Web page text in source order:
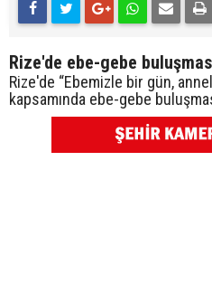
Rize'de ebe-gebe
Rize'de “Ebemizle bir gün,
kapsamında ebe-gebe